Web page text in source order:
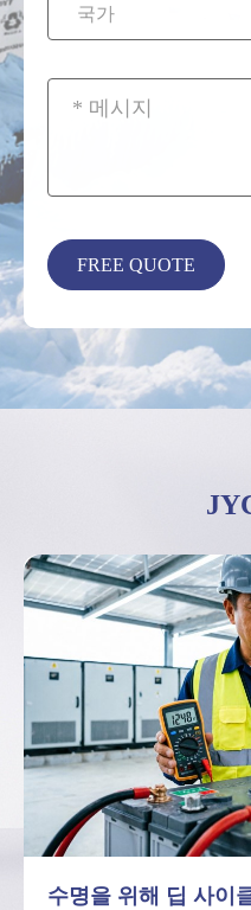
딥사이클 납 배터